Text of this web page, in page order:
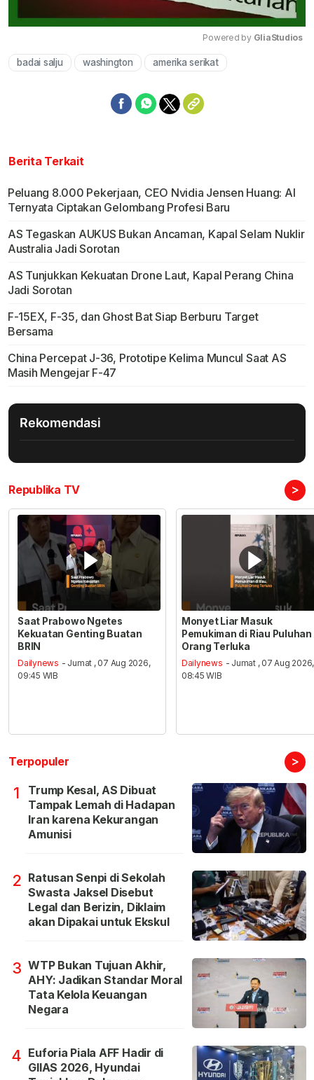
Powered by GliaStudios
badai salju washington amerika serikat
Berita Terkait
Peluang 8.000 Pekerjaan, CEO Nvidia Jensen Huang: AI
Ternyata Ciptakan Gelombang Profesi Baru
AS Tegaskan AUKUS Bukan Ancaman, Kapal Selam Nuklir
Australia Jadi Sorotan
AS Tunjukkan Kekuatan Drone Laut, Kapal Perang China
Jadi Sorotan
F-15EX, F-35, dan Ghost Bat Siap Berburu Target
Bersama
China Percepat J-36, Prototipe Kelima Muncul Saat AS
Masih Mengejar F-47
Rekomendasi
Republika TV >
Saat Prabowo Ngetes
Kekuatan Genting Buatan
BRIN
Dailynews - Jumat , 07 Aug 2026,
09:45 WIB
Monyet Liar Masuk
Pemukiman di Riau Puluhan
Orang Terluka
Dailynews - Jumat , 07 Aug 2026,
08:45 WIB
Terpopuler >
1
Trump Kesal, AS Dibuat
Tampak Lemah di Hadapan
Iran karena Kekurangan
Amunisi
2 Ratusan Senpi di Sekolah
Swasta Jaksel Disebut
Legal dan Berizin, Diklaim
akan Dipakai untuk Ekskul
3 WTP Bukan Tujuan Akhir,
AHY: Jadikan Standar Moral
Tata Kelola Keuangan
Negara
4 Euforia Piala AFF Hadir di
GIIAS 2026, Hyundai